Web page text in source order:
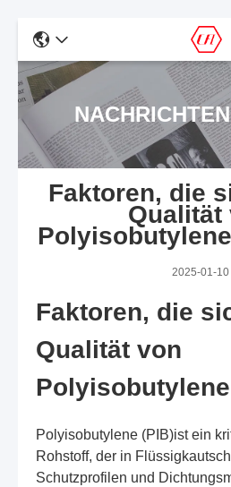
Faktoren, die
Qualität
2025-01-10
Faktoren, die
Qualität von
Polyisobutylene (PIB)ist ein
Rohstoff, der in
Schutzprofilen und